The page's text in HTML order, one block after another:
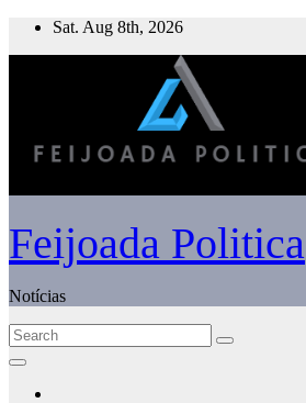
Skip
Sat. Aug 8th, 2026
Feijoada Politica
Notícias